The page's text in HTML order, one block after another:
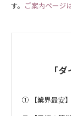
す。 ご案内ページ
「
① 【業界最安